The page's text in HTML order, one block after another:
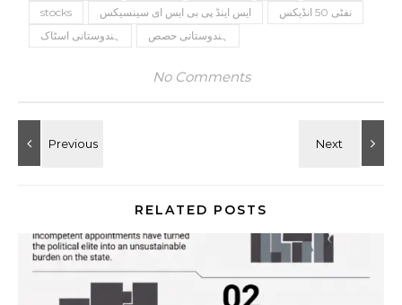
stocks ایس اینڈ پی بی ایس ای سینسیکس
نفٹی 50 انڈیکس
ہندوستانی اسٹاک
ہندوستانی حصص
No Comments
RELATED POSTS